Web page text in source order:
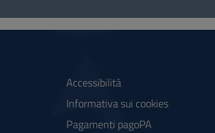
Accessibilità
Informativa sui cookies
Pagamenti pagoPA